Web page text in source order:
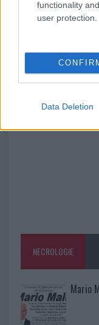
functionality
user protection.
Data Deletion
Salmo
NECROLOGIE
Mario